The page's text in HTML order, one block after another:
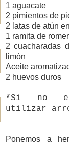
1 aguacate
2 pimientos de
2 latas de atún
1 ramita de
2 cuacharadas
limón
Aceite
2 huevos duros
*Si no
utilizar
Ponemos a